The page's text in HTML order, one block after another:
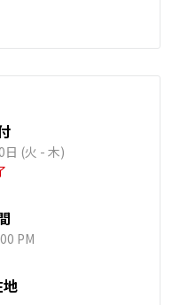
日 (火 - 木)
PM